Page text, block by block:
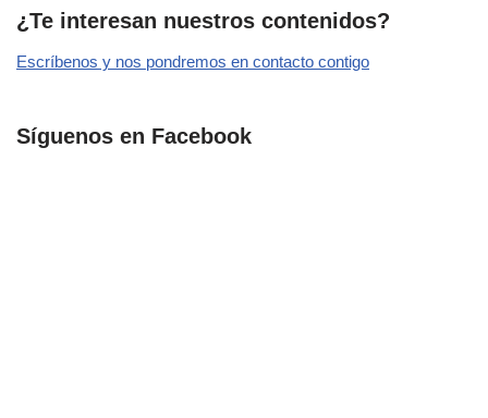
¿Te interesan nuestros contenidos?
Escríbenos y nos pondremos en contacto contigo
Síguenos en Facebook